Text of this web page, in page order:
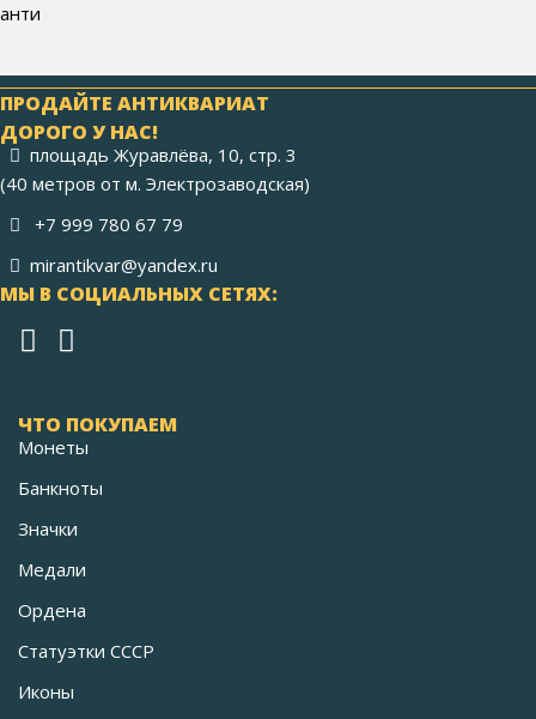
анти
ПРОДАЙТЕ АНТИКВАРИАТ
ДОРОГО У НАС!
площадь Журавлёва, 10, стр. 3
(40 метров от м. Электрозаводская)
+7 999 780 67 79
mirantikvar@yandex.ru
МЫ В СОЦИАЛЬНЫХ СЕТЯХ:
ЧТО ПОКУПАЕМ
Монеты
Банкноты
Значки
Медали
Ордена
Статуэтки СССР
Иконы